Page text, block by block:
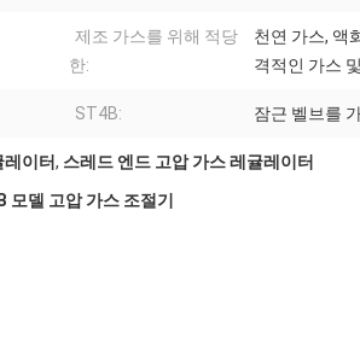
제조 가스를 위해 적당
한:
천연 가스, 액
격적인 가스
ST4B: 잠근 벨브를
이터, 스레드 엔드 고압 가스 레귤레이터
모델 고압 가스 조절기